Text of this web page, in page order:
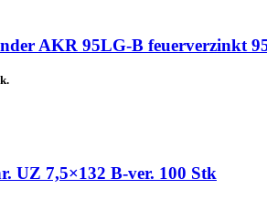
AKR 95LG-B feuerverzinkt
UZ 7,5×132 B-ver. 100 Stk